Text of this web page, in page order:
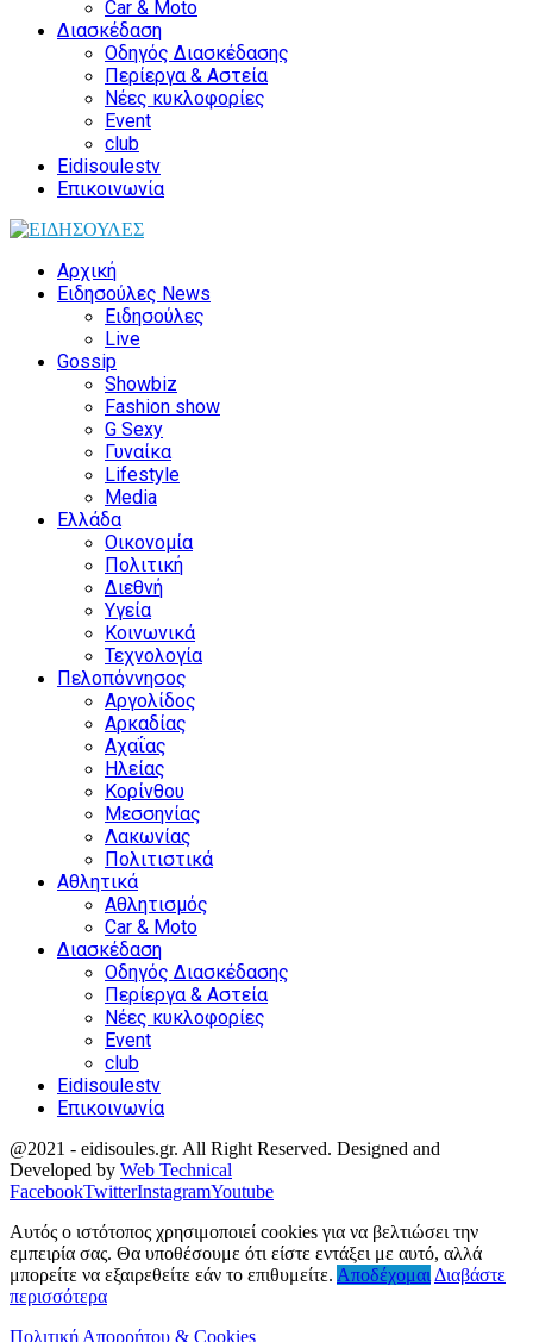
Car & Moto
Διασκέδαση
Οδηγός Διασκέδασης
Περίεργα & Αστεία
Νέες κυκλοφορίες
Event
club
Eidisoulestv
Επικοινωνία
Αρχική
Ειδησούλες News
Ειδησούλες
Live
Gossip
Showbiz
Fashion show
G Sexy
Γυναίκα
Lifestyle
Media
Ελλάδα
Οικονομία
Πολιτική
Διεθνή
Υγεία
Κοινωνικά
Τεχνολογία
Πελοπόννησος
Αργολίδος
Αρκαδίας
Αχαΐας
Ηλείας
Κορίνθου
Μεσσηνίας
Λακωνίας
Πολιτιστικά
Αθλητικά
Αθλητισμός
Car & Moto
Διασκέδαση
Οδηγός Διασκέδασης
Περίεργα & Αστεία
Νέες κυκλοφορίες
Event
club
Eidisoulestv
Επικοινωνία
@2021 - eidisoules.gr. All Right Reserved. Designed and
Developed by Web Technical
FacebookTwitterInstagramYoutube
Αυτός ο ιστότοπος χρησιμοποιεί cookies για να βελτιώσει την
εμπειρία σας. Θα υποθέσουμε ότι είστε εντάξει με αυτό, αλλά
μπορείτε να εξαιρεθείτε εάν το επιθυμείτε. Αποδέχομαι Διαβάστε
περισσότερα
Πολιτική Απορρήτου & Cookies